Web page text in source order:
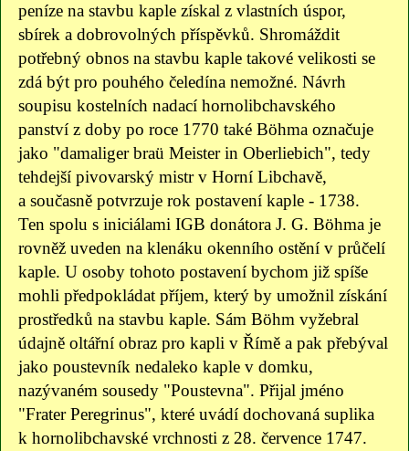
peníze na stavbu kaple získal z vlastních úspor,
sbírek a dobrovolných příspěvků. Shromáždit
potřebný obnos na stavbu kaple takové velikosti se
zdá být pro pouhého čeledína nemožné. Návrh
soupisu kostelních nadací hornolibchavského
panství z doby po roce 1770 také Böhma označuje
jako "damaliger braü Meister in Oberliebich", tedy
tehdejší pivovarský mistr v Horní Libchavě,
a současně potvrzuje rok postavení kaple - 1738.
Ten spolu s iniciálami IGB donátora J. G. Böhma je
rovněž uveden na klenáku okenního ostění v průčelí
kaple. U osoby tohoto postavení bychom již spíše
mohli předpokládat příjem, který by umožnil získání
prostředků na stavbu kaple. Sám Böhm vyžebral
údajně oltářní obraz pro kapli v Římě a pak přebýval
jako poustevník nedaleko kaple v domku,
nazývaném sousedy "Poustevna". Přijal jméno
"Frater Peregrinus", které uvádí dochovaná suplika
k hornolibchavské vrchnosti z 28. července 1747.